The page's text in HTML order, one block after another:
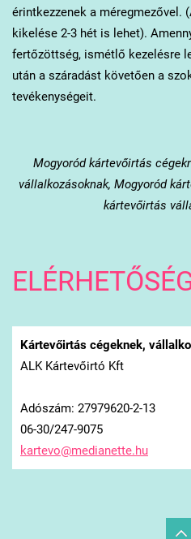
érintkezzenek a méregmezővel.
kikelése 2-3 hét is lehet).
fertőzöttség, ismétlő kezelésre
után a száradást követően a
tevékenységeit.
Mogyoródkártevőirtás
vállalkozásoknak, Mogyoród
kártevőirtás
Kártevőirtás cégeknek,
ALK Kártevőirtó Kft
Adószám: 27979620-2-13
06-30/247-9075
kartevo@medianette.hu